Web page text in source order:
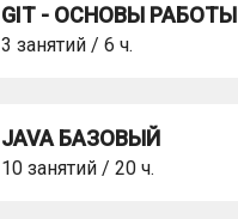
GIT - ОСНОВЫ РАБОТЫ
3 занятий / 6 ч.
JAVA БАЗОВЫЙ
10 занятий / 20 ч.